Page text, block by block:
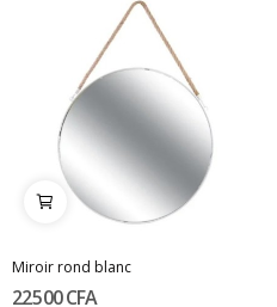
Miroir rond blanc
22 500 CFA